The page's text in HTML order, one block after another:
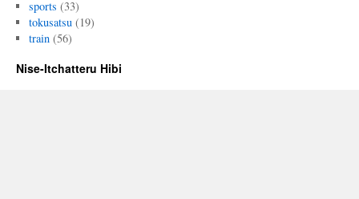
sports (33)
tokusatsu(19)
train(56)
Nise-Itchatteru Hibi